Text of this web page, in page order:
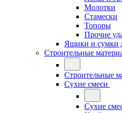
Молотки
Стамески
Топоры
Прочие
Ящики и сумки
Строительные
Строительные
Сухие смеси
Сухие